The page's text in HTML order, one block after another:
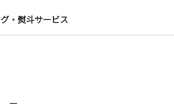
・熨斗サービス